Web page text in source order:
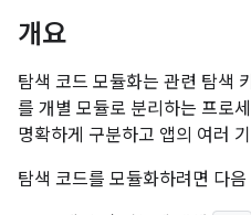
개요
탐색 코드 모듈화는 관련 탐색
를 개별 모듈로 분리하는 프로
명확하게 구분하고 앱의 여러
탐색 코드를 모듈화하려면 다